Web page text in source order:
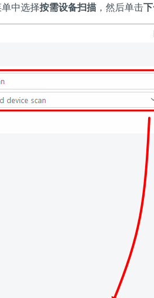
中选择按需设备扫描 ，然后单击